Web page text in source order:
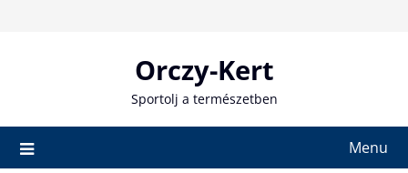
Orczy-Kert
Sportolj a természetben
Menu